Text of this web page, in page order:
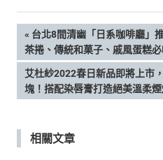
文
章
導
覽
PREVIOUS
POST:
台北8間清幽「日系咖啡廳」
茶捲、傳統和菓子、戚風蛋糕必
NEXT
POST:
艾杜紗2022春日新品即將上市
塊！搭配染唇膏打造絕美溫柔煙
相關文章